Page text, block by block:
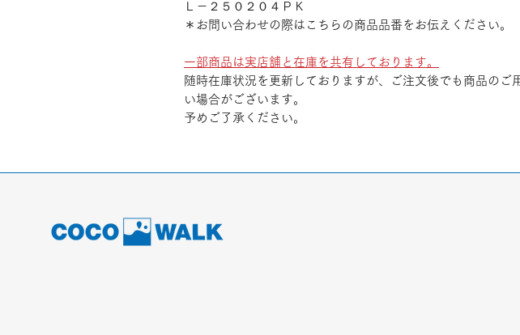
Ｌ－２５０２０４ＰＫ
＊お問い合わせの際はこちらの商品品番をお伝えください。
一部商品は実店舗と在庫を共有しております。
随時在庫状況を更新しておりますが、ご注文後でも商品のご
い場合がございます。
予めご了承ください。